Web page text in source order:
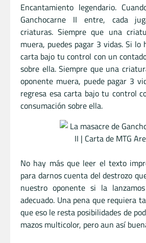
Encantamiento legendario.
Ganchocarne II entre, cada
criaturas. Siempre que una
muera, puedes pagar 3 vidas. Si lo
carta bajo tu control con un
sobre ella. Siempre que una
oponente muera, puede pagar 3
regresa esa carta bajo tu control
consumación sobre ella.
No hay más que leer el texto
para darnos cuenta del destrozo
nuestro oponente si la
adecuado. Una pena que requiera
que eso le resta posibilidades de
mazos multicolor, pero aun así